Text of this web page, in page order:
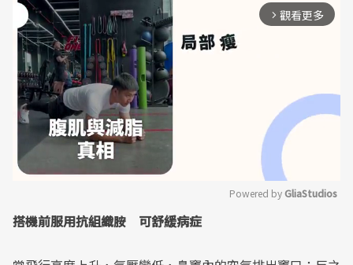
arrow_forward_ios 觀看更多
Powered by GliaStudios
搭機前服用抗組織胺 可舒緩病症